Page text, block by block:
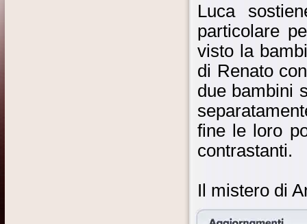
Luca
particolare
visto la
di Renato
due bambini
fine le loro
contrastanti.
Il mistero di